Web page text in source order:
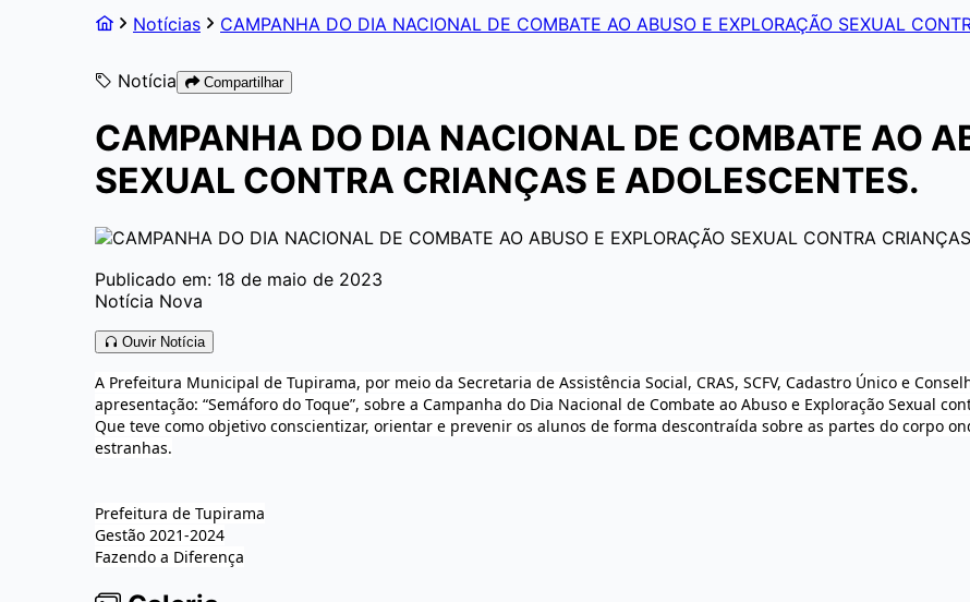
Notícias CAMPANHA DO DIA NACIONAL DE COMBATE AO ABUSO E EXPLORAÇÃO SEXUAL
Notícia Compartilhar
CAMPANHA DO DIA NACIONAL DE COMBATE AO
SEXUAL CONTRA CRIANÇAS E ADOLESCENTES.
Publicado em: 18 de maio de 2023
Notícia Nova
Ouvir Notícia
A Prefeitura Municipal de Tupirama, por meio da Secretaria de Assistência Social, CRAS, SCFV, Cadastro Único e
apresentação: “Semáforo do Toque”, sobre a Campanha do Dia Nacional de Combate ao Abuso e Exploração Sexual
Que teve como objetivo conscientizar, orientar e prevenir os alunos de forma descontraída sobre as partes do corpo
estranhas.
Prefeitura de Tupirama
Gestão 2021-2024
Fazendo a Diferença